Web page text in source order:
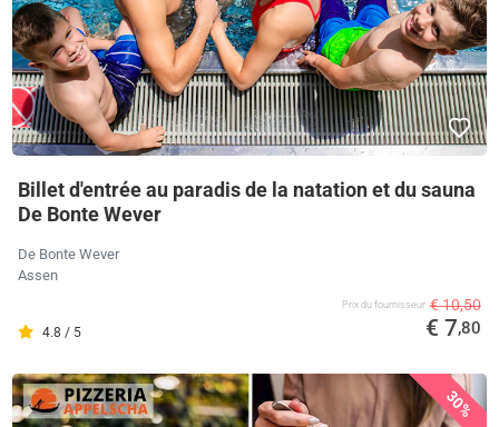
Billet d'entrée au paradis de la natation et du sauna
De Bonte Wever
De Bonte Wever
Assen
4.8 / 5
Prix ​​du fournisseur € 10,50
€ 7,80
30%